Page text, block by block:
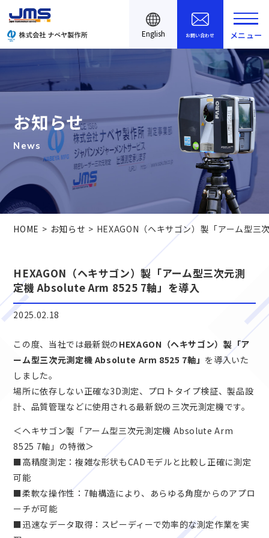
English お問い合わせ メニュー
お知らせ
News
HOME お知らせ HEXAGON（ヘキサゴン）製「アーム型
HEXAGON（ヘキサゴン）製「アーム型三次元測
定機 Absolute Arm 8525 7軸」を導入
2025.02.18
この度、当社では最新鋭のHEXAGON（ヘキサゴン）製「ア
ーム型三次元測定機 Absolute Arm 8525 7軸」 を導入いた
しました。
場所に依存しない正確な3D測定、プロトタイプ検証、製品設
計、品質管理などに使用される最新鋭の三次元測定機です。
＜ヘキサゴン製「アーム型三次元測定機 Absolute Arm
8525 7軸」の特徴＞
■高精度測定：複雑な形状もCADモデルと比較し正確に測定
可能
■柔軟な操作性：7軸構造により、あらゆる角度からのアプロ
ーチが可能
■迅速なデータ取得：スピーディーで効率的な測定作業を実